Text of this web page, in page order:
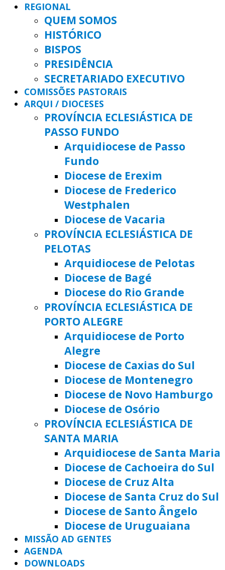
REGIONAL
QUEM SOMOS
HISTÓRICO
BISPOS
PRESIDÊNCIA
SECRETARIADO EXECUTIVO
COMISSÕES PASTORAIS
ARQUI / DIOCESES
PROVÍNCIA ECLESIÁSTICA DE
PASSO FUNDO
Arquidiocese de Passo
Fundo
Diocese de Erexim
Diocese de Frederico
Westphalen
Diocese de Vacaria
PROVÍNCIA ECLESIÁSTICA DE
PELOTAS
Arquidiocese de Pelotas
Diocese de Bagé
Diocese do Rio Grande
PROVÍNCIA ECLESIÁSTICA DE
PORTO ALEGRE
Arquidiocese de Porto
Alegre
Diocese de Caxias do Sul
Diocese de Montenegro
Diocese de Novo Hamburgo
Diocese de Osório
PROVÍNCIA ECLESIÁSTICA DE
SANTA MARIA
Arquidiocese de Santa Maria
Diocese de Cachoeira do Sul
Diocese de Cruz Alta
Diocese de Santa Cruz do Sul
Diocese de Santo Ângelo
Diocese de Uruguaiana
MISSÃO AD GENTES
AGENDA
DOWNLOADS